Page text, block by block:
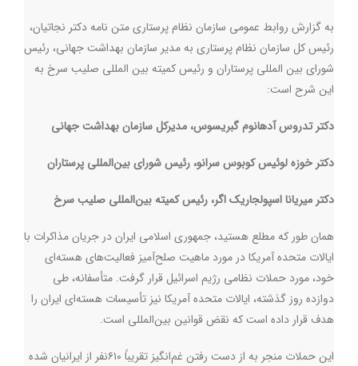
به گزارش روابط عمومی سازمان نظام پرستاری متن نامه دکتر نجاتیان،
رئیس کل سازمان نظام پرستاری به مدیر سازمان بهداشت جهانی، رئیس
شورای بین المللی پرستاران و رئیس کمیته بین المللی صلیب سرخ به
این شرح است:
دکتر تدروس آدهانوم گبریسوس، مدیرکل سازمان بهداشت جهانی
دکتر خوزه لوئیس کوبوس سرانو، رئیس شورای بین‌المللی پرستاران
دکتر میریانا اسپولجاریک اگر، رئیس کمیته بین‌المللی صلیب سرخ
همان طور که مطلع هستید، جمهوری اسلامی ایران در جریان مذاکرات با
ایالات متحده آمریکا در مورد ماهیت صلح‌آمیز فعالیت‌های هسته‌ای
خود، مورد حملات نظامی رژیم اسرائیل قرار گرفت. متأسفانه، طی
دوازده روز گذشته، ایالات متحده آمریکا نیز تأسیسات هسته‌ای ایران را
هدف قرار داده است که نقض قوانین بین‌المللی است.
این حملات منجر به از دست رفتن غم‌انگیز تقریباً ۶۱۰نفر از ایرانیان شده